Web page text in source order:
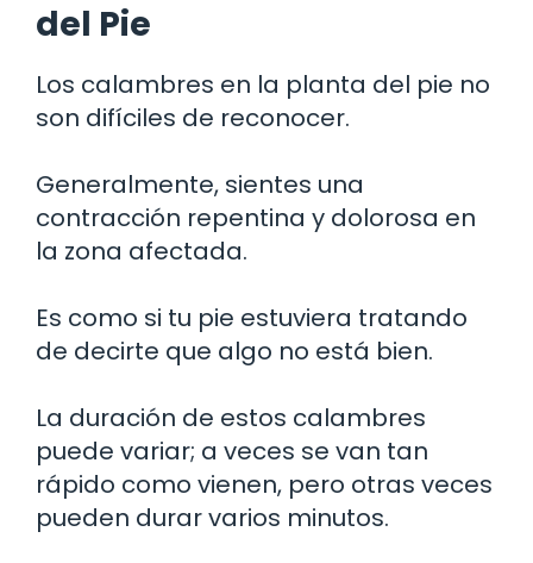
del Pie
Los calambres en la planta del pie no
son difíciles de reconocer.
Generalmente, sientes una
contracción repentina y dolorosa en
la zona afectada.
Es como si tu pie estuviera tratando
de decirte que algo no está bien.
La duración de estos calambres
puede variar; a veces se van tan
rápido como vienen, pero otras veces
pueden durar varios minutos.